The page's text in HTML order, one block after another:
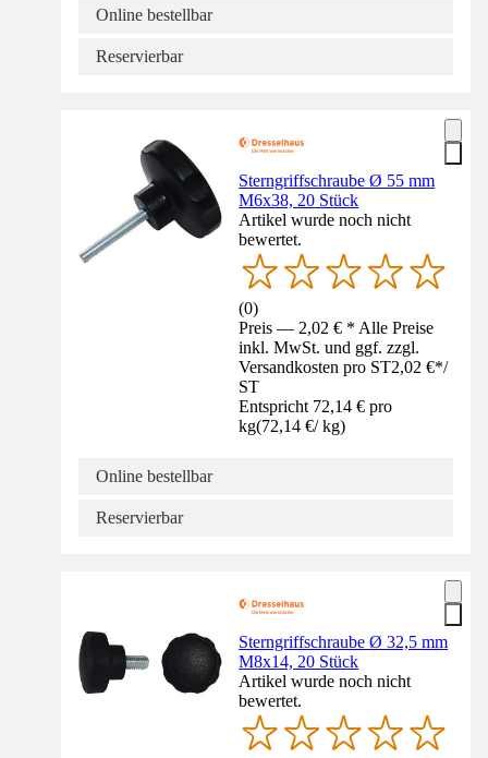
Online bestellbar
Reservierbar
Sterngriffschraube Ø 55 mm
M6x38, 20 Stück
Artikel wurde noch nicht
bewertet.
(0)
Preis — 2,02 € * Alle Preise
inkl. MwSt. und ggf. zzgl.
Versandkosten pro ST2,02 €*/
ST
Entspricht 72,14 € pro
kg(72,14 €/ kg)
Online bestellbar
Reservierbar
Sterngriffschraube Ø 32,5 mm
M8x14, 20 Stück
Artikel wurde noch nicht
bewertet.